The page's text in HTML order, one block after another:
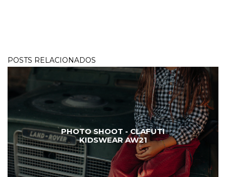
POSTS RELACIONADOS
PHOTO SHOOT - CLAFUTI
KIDSWEAR AW21